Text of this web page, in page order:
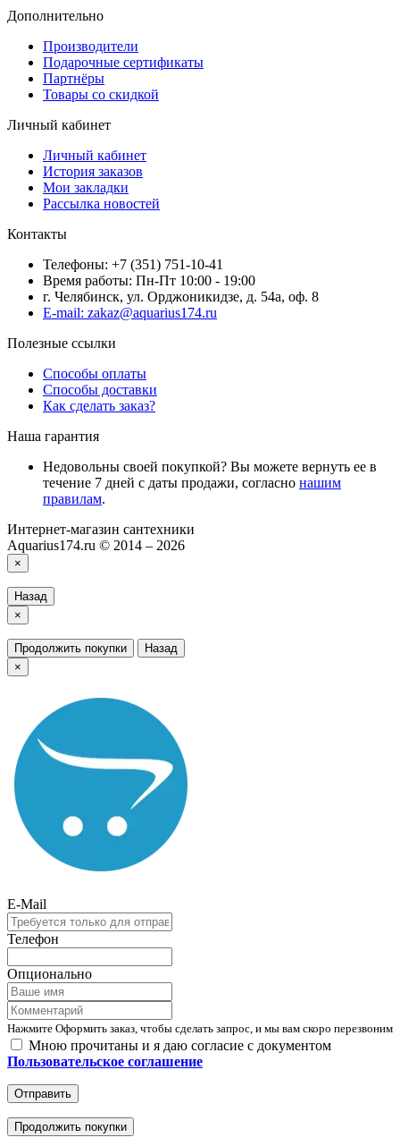
Дополнительно
Производители
Подарочные сертификаты
Партнёры
Товары со скидкой
Личный кабинет
Личный кабинет
История заказов
Мои закладки
Рассылка новостей
Контакты
Телефоны: +7 (351) 751-10-41
Время работы: Пн-Пт 10:00 - 19:00
г. Челябинск, ул. Орджоникидзе, д. 54а, оф. 8
E-mail: zakaz@aquarius174.ru
Полезные ссылки
Способы оплаты
Способы доставки
Как сделать заказ?
Наша гарантия
Недовольны своей покупкой? Вы можете вернуть ее в
течение 7 дней с даты продажи, согласно нашим
правилам.
Интернет-магазин сантехники
Aquarius174.ru © 2014 – 2026
×
Назад
×
Продолжить покупки
Назад
×
E-Mail
Телефон
Опционально
Нажмите Оформить заказ, чтобы сделать запрос, и мы вам скоро перезвоним
Мною прочитаны и я даю согласие с документом
Пользовательское соглашение
Отправить
Продолжить покупки